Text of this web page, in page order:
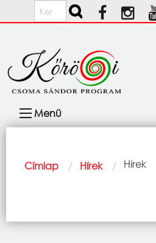
Ugrás a tartalomra
Keresés
navigáció
Menü
Morzsa
Címlap Hírek Current:
Hírek